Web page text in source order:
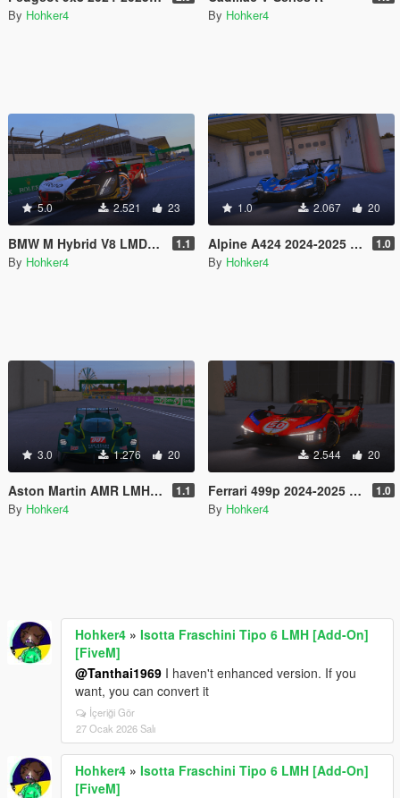
By Hohker4 By Hohker4
5.0 2.521 23
BMW M Hybrid V8 LMDH [Add-On] [FiveM] 1.1
By Hohker4
1.0 2.067 20
Alpine A424 2024-2025 [Add-On] [FiveM] 1.0
By Hohker4
3.0 1.276 20
Aston Martin AMR LMH 2025 [Add-On] [FiveM] 1.1
By Hohker4
2.544 20
Ferrari 499p 2024-2025 [Add-on] [FiveM] 1.0
By Hohker4
Hohker4 » Isotta Fraschini Tipo 6 LMH [Add-On]
[FiveM]
@Tanthai1969 I haven't enhanced version. If you
want, you can convert it
İçeriği Gör
27 Ocak 2026 Salı
Hohker4 » Isotta Fraschini Tipo 6 LMH [Add-On]
[FiveM]